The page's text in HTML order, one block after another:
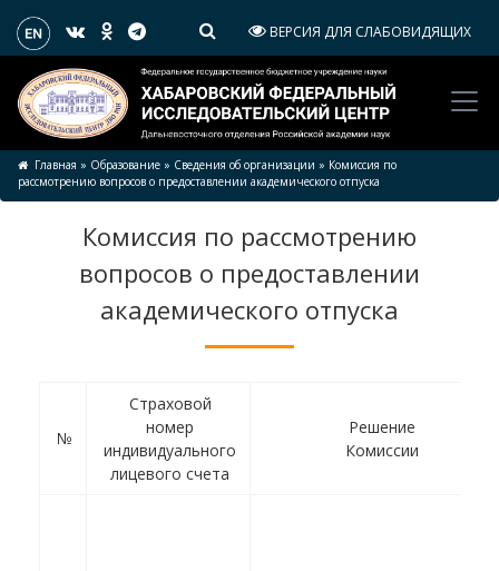
ВЕРСИЯ ДЛЯ СЛАБОВИДЯЩИХ
Главная » Образование » Сведения об организации » Комиссия по
рассмотрению вопросов о предоставлении академического отпуска
Комиссия по рассмотрению
вопросов о предоставлении
академического отпуска
№
Страховой
номер
индивидуального
лицевого счета
Решение
Комиссии